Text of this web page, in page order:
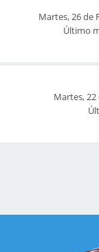
Martes, 26 de
Último
Martes, 22